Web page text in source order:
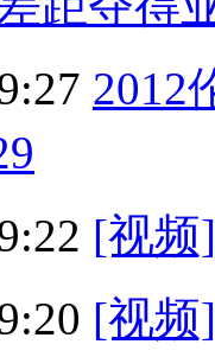
2012
[视频
[视频